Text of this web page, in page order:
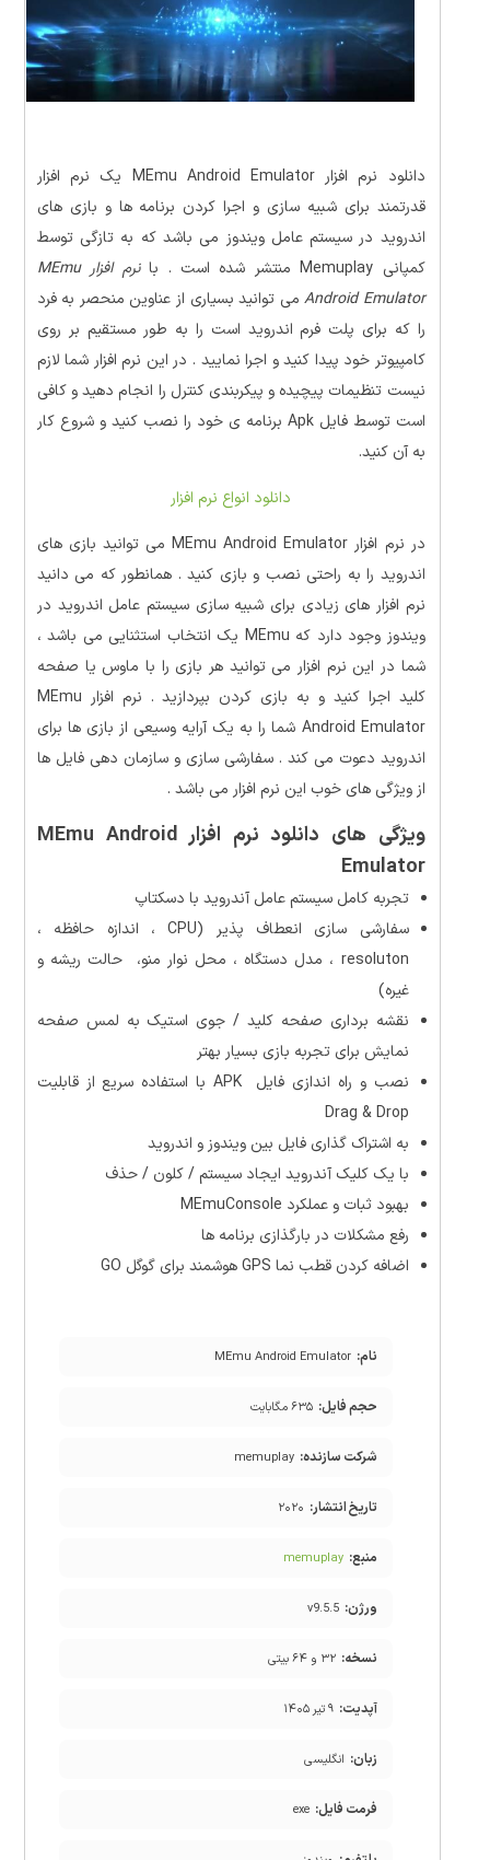
دانلود نرم افزار MEmu Android Emulator یک نرم افزار
قدرتمند برای شبیه سازی و اجرا کردن برنامه ها و بازی های
اندروید در سیستم عامل ویندوز می باشد که به تازگی توسط
کمپانی Memuplay منتشر شده است . با
نرم افزار MEmu
Android Emulatorمی توانید بسیاری از عناوین منحصر به فرد
را که برای پلت فرم اندروید است را به طور مستقیم بر روی
کامپیوتر خود پیدا کنید و اجرا نمایید . در این نرم افزار شما لازم
نیست تنظیمات پیچیده و پیکربندی کنترل را انجام دهید و کافی
است توسط فایل Apk برنامه ی خود را نصب کنید و شروع کار
به آن کنید.
دانلود انواع نرم افزار
در نرم افزار MEmu Android Emulator می توانید
بازی های
اندروید را به راحتی نصب و بازی کنید . همانطور که می دانید
نرم افزار های زیادی برای شبیه سازی سیستم عامل اندروید در
ویندوز وجود دارد که MEmu
یک انتخاب استثنایی می باشد ،
شما در این نرم افزار می توانید هر بازی را با ماوس یا صفحه
کلید اجرا کنید و به بازی کردن بپردازید . نرم افزار MEmu
Android Emulator شما را به یک آرایه وسیعی از بازی ها برای
اندروید دعوت می کند . سفارشی سازی و سازمان دهی فایل ها
از ویژگی های خوب این نرم افزار می باشد .
ویژگی های دانلود نرم افزار MEmu Android
Emulator
تجربه کامل سیستم عامل آندروید با دسکتاپ
سفارشی سازی انعطاف پذیر (CPU ، اندازه حافظه ،
resoluton ، مدل دستگاه ، محل نوار منو، حالت ریشه و
غیره)
نقشه برداری صفحه کلید / جوی استیک به لمس صفحه
نمایش برای تجربه بازی بسیار بهتر
نصب و راه اندازی فایل APK با استفاده سریع از قابلیت
Drag & Drop
به اشتراک گذاری فایل بین ویندوز و اندروید
با یک کلیک آندروید ایجاد سیستم / کلون / حذف
بهبود ثبات و عملکرد MEmuConsole
رفع مشکلات در بارگذازی برنامه ها
اضافه کردن قطب نما GPS هوشمند برای گوگل GO
نام: MEmu Android Emulator
حجم فایل: ۶۳۵ مگابایت
شرکت سازنده: memuplay
تاریخ انتشار: ۲۰۲۰
منبع: memuplay
ورژن: v9.5.5
نسخه: ۳۲ و ۶۴ بیتی
آپدیت: ۹ تیر ۱۴۰۵
زبان: انگلیسی
فرمت فایل: exe